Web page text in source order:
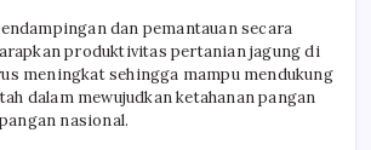
dan pemantauan secara
produktivitas pertanian jagung di
meningkat sehingga mampu mendukung
dalam mewujudkan ketahanan pangan
nasional.